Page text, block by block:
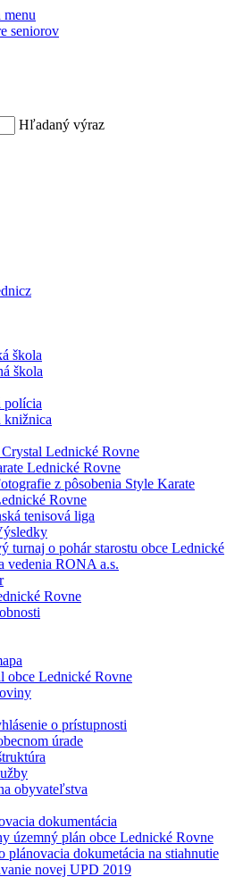
menu
seniorov
Hľadaný výraz
škola
škola
polícia
knižnica
Lednické Rovne
Lednické Rovne
z pôsobenia Style Karate
Rovne
tenisová liga
turnaj o pohár starostu obce Lednické
vedenia RONA a.s.
Rovne
obce Lednické Rovne
o prístupnosti
úrade
obyvateľstva
dokumentácia
územný plán obce Lednické Rovne
plánovacia dokumetácia na stiahnutie
novej UPD 2019